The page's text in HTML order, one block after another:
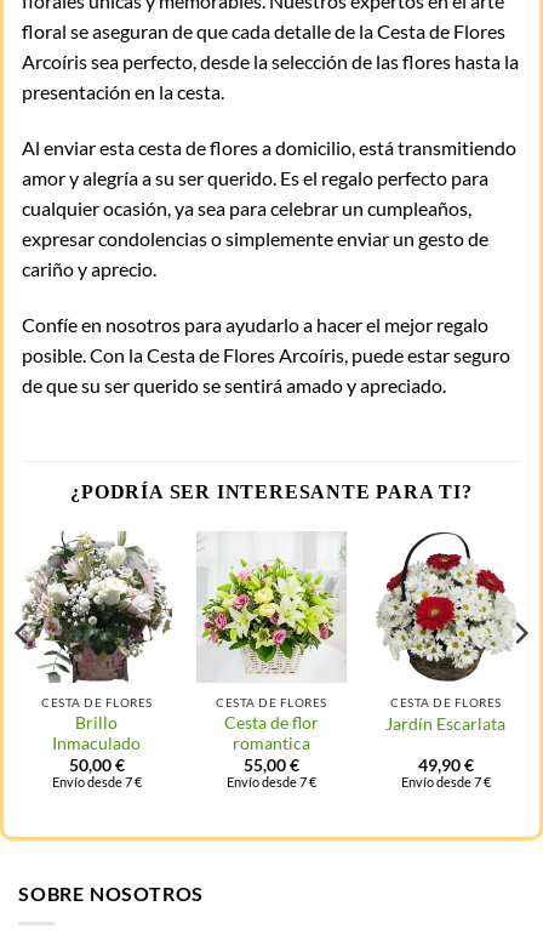
floral se aseguran de que cada detalle de la Cesta de Flores
Arcoíris sea perfecto, desde la selección de las flores hasta la
presentación en la cesta.
Al enviar esta cesta de flores a domicilio, está transmitiendo
amor y alegría a su ser querido. Es el regalo perfecto para
cualquier ocasión, ya sea para celebrar un cumpleaños,
expresar condolencias o simplemente enviar un gesto de
cariño y aprecio.
Confíe en nosotros para ayudarlo a hacer el mejor regalo
posible. Con la Cesta de Flores Arcoíris, puede estar seguro
de que su ser querido se sentirá amado y apreciado.
¿PODRÍA SER INTERESANTE PARA TI?
CESTA DE FLORES
Brillo
Inmaculado
50,00€
Envío desde 7 €
CESTA DE FLORES
Cesta de flor
romantica
55,00€
Envío desde 7 €
CESTA DE FLORES
Jardín Escarlata
49,90€
Envío desde 7 €
SOBRE NOSOTROS